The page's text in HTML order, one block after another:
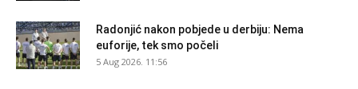
Radonjić nakon pobjede u derbiju: Nema
euforije, tek smo počeli
5 Aug 2026. 11:56